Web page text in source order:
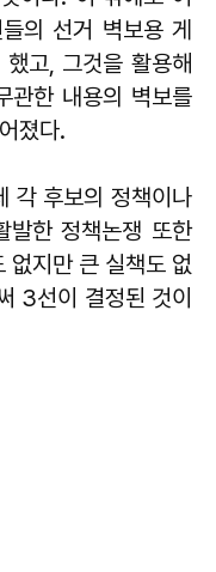
의 선거 벽보용 게
고, 그것을 활용해
관한 내용의 벽보를
졌다.
각 후보의 정책이나
발한 정책논쟁 또한
없지만 큰 실책도 없
3선이 결정된 것이